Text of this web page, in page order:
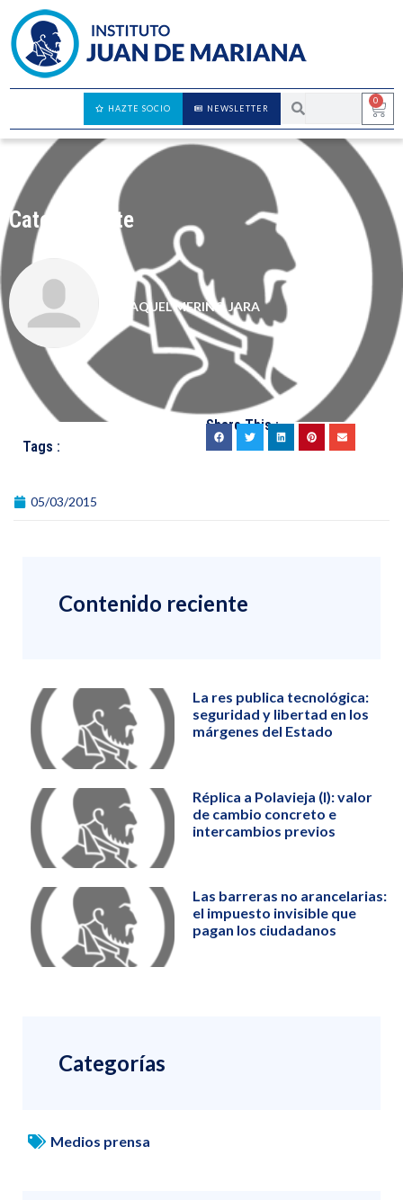
0
NEWSLETTER
HAZTE SOCIO
Cato Institute
RAQUEL MERINO JARA
Tags :
Share This :
05/03/2015
Contenido reciente
La res publica tecnológica:
seguridad y libertad en los
márgenes del Estado
Réplica a Polavieja (I): valor
de cambio concreto e
intercambios previos
Las barreras no arancelarias:
el impuesto invisible que
pagan los ciudadanos
Categorías
Medios prensa